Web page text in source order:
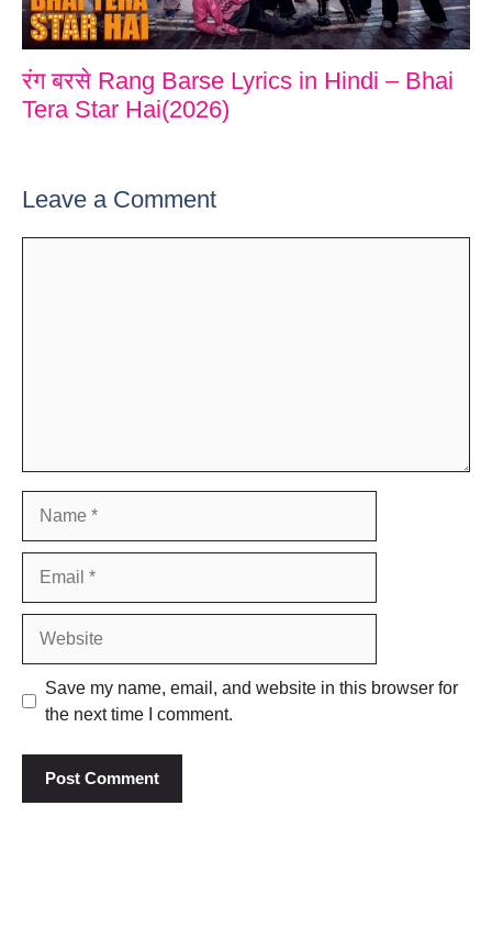
रंग बरसे Rang Barse Lyrics in Hindi – Bhai
Tera Star Hai(2026)
Leave a Comment
Save my name, email, and website in this browser for
the next time I comment.